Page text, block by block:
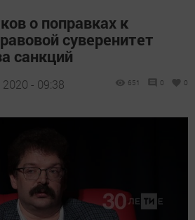
о поправках к
суверенитет
санкций
- 09:38 651 0 0